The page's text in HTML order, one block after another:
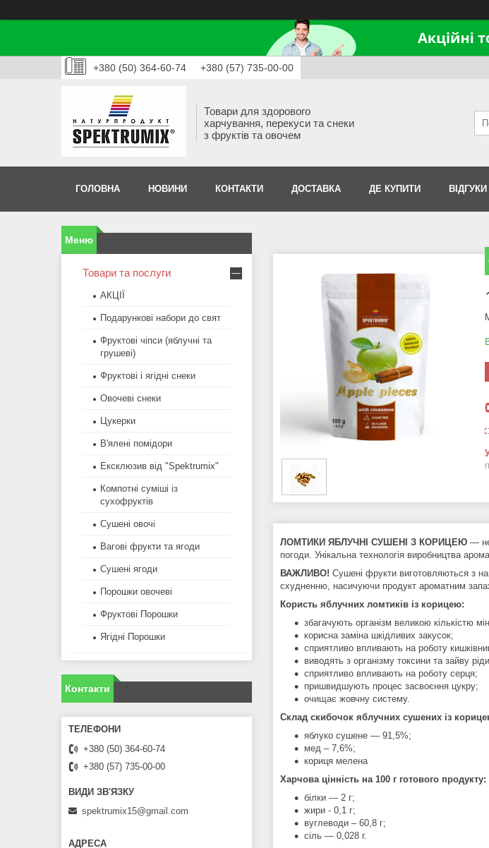
+380 (50) 364-60-74 +380 (57) 735-00-00
Товари для здорового
харчування, перекуси та снеки
з фруктів та овочем
ГОЛОВНА НОВИНИ КОНТАКТИ ДОСТАВКА ДЕ КУПИТИ ВІДГУКИ
ЛОМТИКИ ЯБЛУЧНІ СУШЕНІ З КОРИЦЕЮ —
погоди. Унікальна технологія виробництва
ВАЖЛИВО! Сушені фрукти виготовляються з
схудненню, насичуючи продукт
Користь яблучних ломтиків із корицею:
збагачують організм великою кількістю
корисна заміна шкідливих закусок;
сприятливо впливають на роботу
виводять з організму токсини та зайву
сприятливо впливають на роботу серця;
пришвидшують процес засвоєння цукру;
очищає жовчну систему.
Склад скибочок яблучних сушених із
яблуко сушене — 91,5%;
мед – 7,6%;
кориця мелена
Харчова цінність на 100 г готового продукту:
білки — 2 г;
жири - 0,1 г;
вуглеводи – 60,8 г;
сіль — 0,028 г.
Товари та послуги
АКЦІЇ
Подарункові набори до свят
Фруктові чіпси (яблучні та
грушеві)
Фруктові і ягідні снеки
Овочеві снеки
Цукерки
В'ялені помідори
Ексклюзив від "Spektrumix"
Компотні суміші із
сухофруктів
Сушені овочі
Вагові фрукти та ягоди
Сушені ягоди
Порошки овочеві
Фруктові Порошки
Ягідні Порошки
Контакти
+380 (50) 364-60-74
+380 (57) 735-00-00
spektrumix15@gmail.com